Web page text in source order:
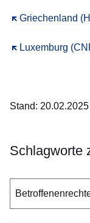
Griechenland
Öffnet sich in
Luxemburg
Öffnet sich in
Stand: 20.02.2025
Schlagworte